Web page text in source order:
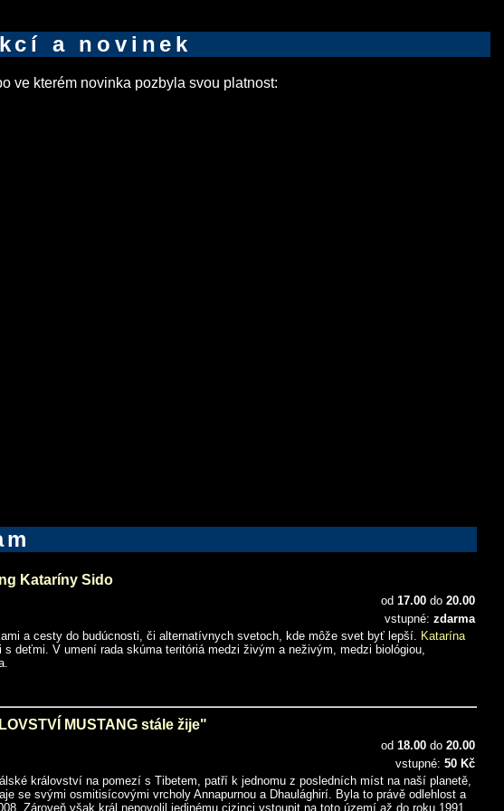
a novinek
ve kterém novinka pozbyla svou platnost:
Kataríny Sido
od 17.00 do 20.00
vstupné: zdarma
a cesty do budúcnosti, či alternatívnych svetoch, kde môže svet byť lepší. Katarína
deťmi. V umení rada skúma teritóriá medzi živým a neživým, medzi biológiou,
MUSTANG stále žije"
od 18.00 do 20.00
vstupné: 50 Kč
království na pomezí s Tibetem, patří k jednomu z posledních míst na naší planetě,
se svými osmitisícovými vrcholy Annapurnou a Dhaulághirí. Byla to právě odlehlost a
Zároveň však král nepovolil jedinému cizinci vstoupit na toto území až do roku 1991.